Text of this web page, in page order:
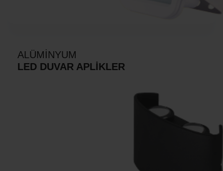
ALÜMİNYUM
LED DUVAR APLİKLER